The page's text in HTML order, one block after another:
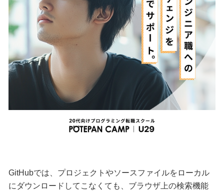
GitHubでは、プロジェクトやソースファイルをローカル
にダウンロードしてこなくても、ブラウザ上の検索機能